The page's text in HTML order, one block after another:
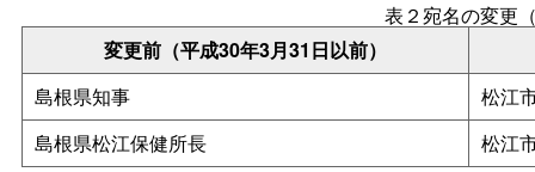
表２宛名の変更
変更前（平成30年3月31日以前）
島根県知事
松江
島根県松江保健所長
松江